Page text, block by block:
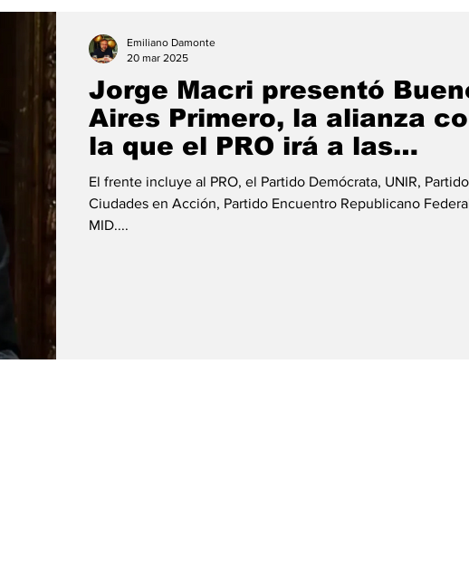
Jorge Macri presentó
Aires Primero, la alianza
la que el PRO irá a las
legislativas de la Ciudad
El frente incluye al PRO, el Partido Demócrata, UNIR,
Ciudades en Acción, Partido Encuentro Republicano
MID....
Emiliano Damonte
20 mar 2025